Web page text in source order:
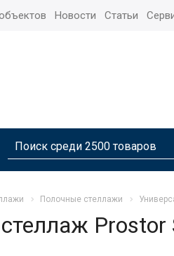
Новости Статьи
Полочные стеллажи
Prostor